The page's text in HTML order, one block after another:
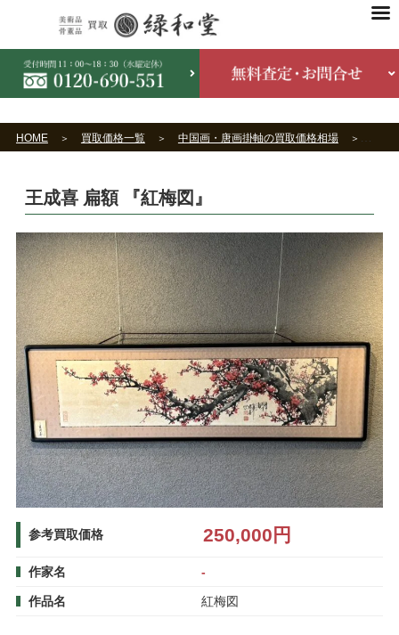
HOME 買取価格一覧 中国画・唐画掛軸の買取価格相場 王成
王成喜 扁額 『紅梅図』
参考買取価格 250,000円
作家名 -
作品名 紅梅図